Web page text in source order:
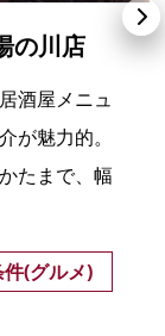
の川店
酒屋メニュ
が魅力的。
たまで、幅
(グルメ)